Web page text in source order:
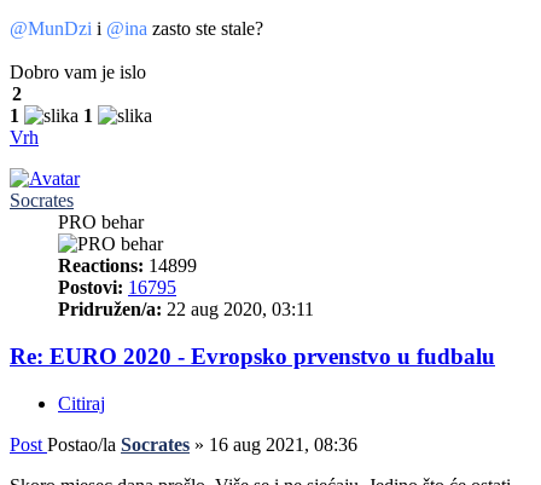
@MunDzi i @ina zasto ste stale?
Dobro vam je islo
2
1
1
Vrh
Socrates
PRO behar
Reactions: 14899
Postovi: 16795
Pridružen/a: 22 aug 2020, 03:11
Re: EURO 2020 - Evropsko prvenstvo u fudbalu
Citiraj
Post Postao/la Socrates » 16 aug 2021, 08:36